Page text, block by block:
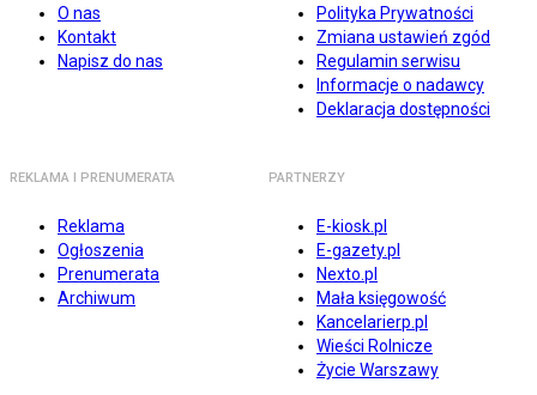
O nas
Kontakt
Napisz do nas
Polityka Prywatności
Zmiana ustawień zgód
Regulamin serwisu
Informacje o nadawcy
Deklaracja dostępności
REKLAMA I PRENUMERATA
Reklama
Ogłoszenia
Prenumerata
Archiwum
PARTNERZY
E-kiosk.pl
E-gazety.pl
Nexto.pl
Mała księgowość
Kancelarierp.pl
Wieści Rolnicze
Życie Warszawy